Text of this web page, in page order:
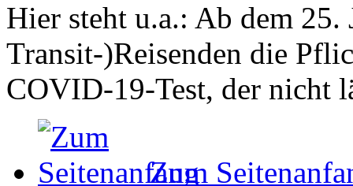
Hier steht u.a.: Ab dem
Transit-)Reisenden die
COVID-19-Test, der nicht
Zum